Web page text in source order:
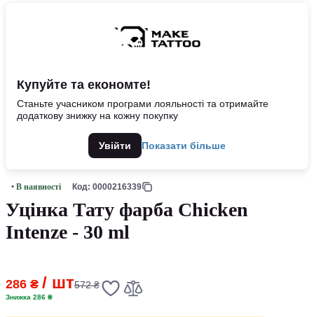
Купуйте та економте!
Станьте учасником програми лояльності та отримайте
додаткову знижку на кожну покупку
Увійти Показати більше
• В наявності Код: 0000216339
Уцінка Тату фарба Chicken
Intenze - 30 ml
286 ₴ / шт572 ₴
Знижка 286 ₴